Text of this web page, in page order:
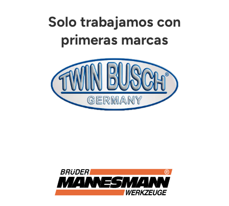
Solo trabajamos con
primeras marcas